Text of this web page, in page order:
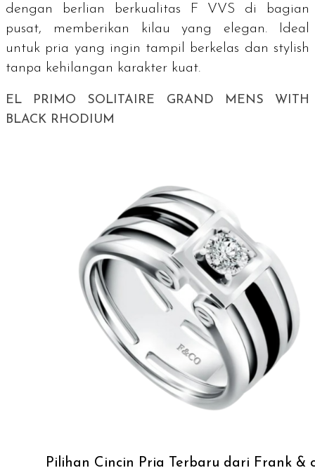
dengan berlian berkualitas F VVS di bagian
pusat, memberikan kilau yang elegan. Ideal
untuk pria yang ingin tampil berkelas dan stylish
tanpa kehilangan karakter kuat.
EL PRIMO SOLITAIRE GRAND MENS WITH
BLACK RHODIUM
Pilihan Cincin Pria Terbaru dari Frank &